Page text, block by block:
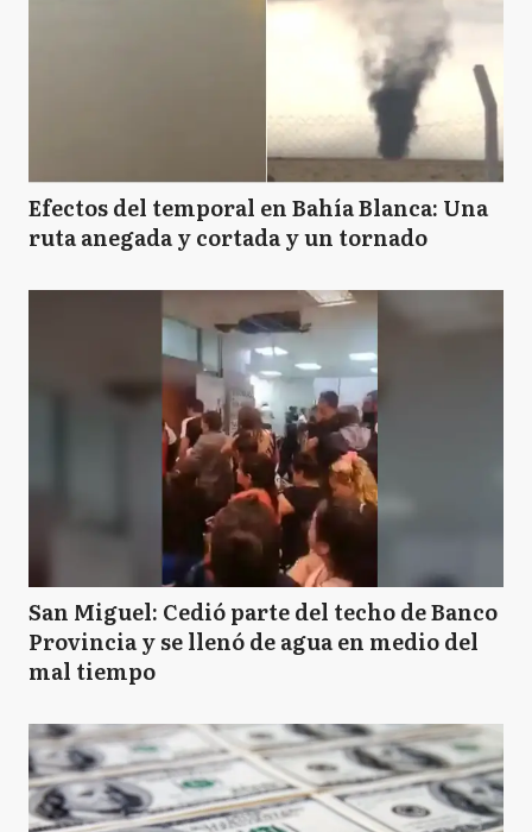
Efectos del temporal en Bahía Blanca: Una
ruta anegada y cortada y un tornado
San Miguel: Cedió parte del techo de Banco
Provincia y se llenó de agua en medio del
mal tiempo